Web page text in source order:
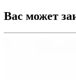
Вас может